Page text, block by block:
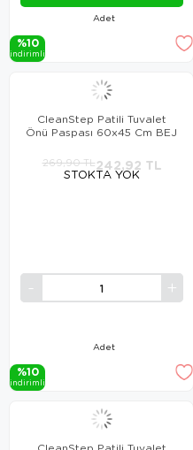
Adet
%10
i̇ndi̇ri̇mli̇
STOKTA YOK
CleanStep Patili Tuvalet
Önü Paspası 60x45 Cm BEJ
Adet
242,92 TL
269,90 TL
%10
i̇ndi̇ri̇mli̇